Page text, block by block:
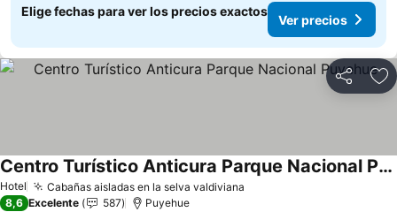
Elige fechas para ver los precios exactos
Ver precios
Compartir
Hotel Cabañas aisladas en la selva valdiviana
Centro Turístico Anticura Parque Nacional Puyehue
Ver precios
8,6 Excelente 587 Puyehue